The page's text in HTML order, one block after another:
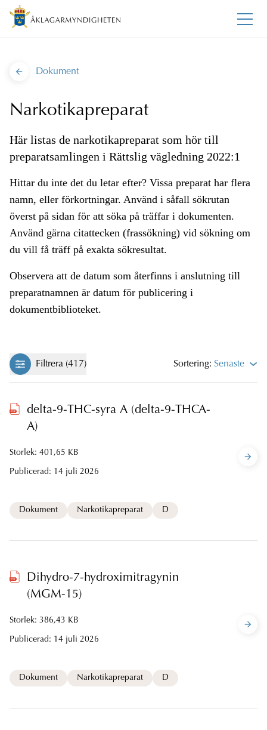
Dokument
Narkotikapreparat
Här listas de narkotikapreparat som hör till
preparatsamlingen i Rättslig vägledning 2022:1
Hittar du inte det du letar efter? Vissa preparat har flera
namn, eller förkortningar. Använd i såfall sökrutan
överst på sidan för att söka på träffar i dokumenten.
Använd gärna citattecken (frassökning) vid sökning om
du vill få träff på exakta sökresultat.
Observera att de datum som återfinns i anslutning till
preparatnamnen är datum för publicering i
dokumentbiblioteket.
Filtrera (417) Sortering: Senaste
delta-9-THC-syra A (delta-9-THCA-
A)
Storlek: 401,65 KB
Publicerad: 14 juli 2026
Dokument Narkotikapreparat D
Dihydro-7-hydroximitragynin
(MGM-15)
Storlek: 386,43 KB
Publicerad: 14 juli 2026
Dokument Narkotikapreparat D